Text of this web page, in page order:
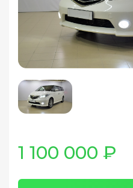
1 100 000 ₽